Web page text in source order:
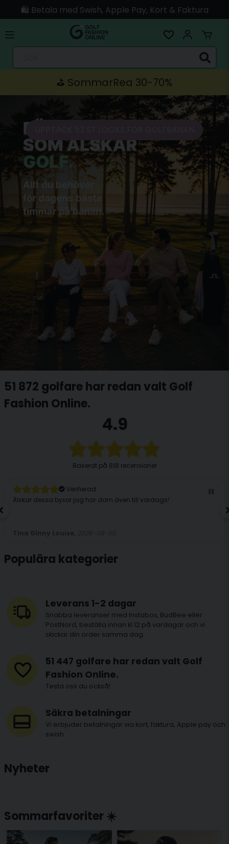
🛍️ Betala med Swish, Apple Pay, Kort & Faktura
🚚 Skickas direkt från lagret i Linköping
⛳️ SommarRea 30-70%
51 872 golfare har redan valt Golf
Fashion Online.
4.9
Baserat på 818 recensioner
Verifierad
Älskar dessa byxor jag har dom även till vardags!
Populära kategorier
Leverans 1-2 dagar
Snabba leveranser med Instabox, BudBee eller
PostNord, beställa innan kl 12 på vardagar och vi
skickar din order samma dag.
51 447 golfare har redan valt Golf
Fashion Online.
Testa oss du också!
Säkra betalningar
Vi erbjuder betalningar via kort, faktura, Apple pay och
swish.
Nyheter
Sommarfavoriter ☀️